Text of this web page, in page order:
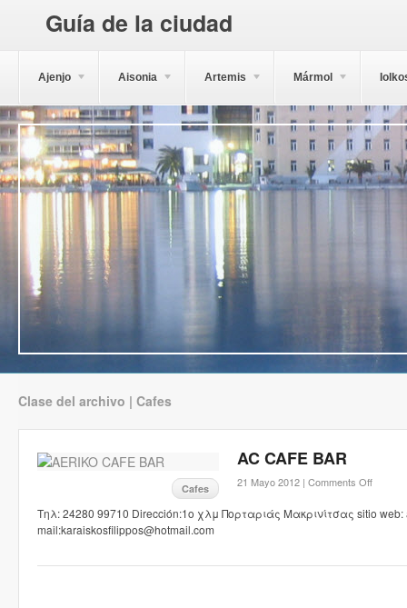
Guía de la ciudad
Ajenjo Aisonia Artemis Mármol
Clase del archivo | Cafes
Cafes
AC CAFE BAR
21 Mayo 2012 | Comments Off
Τηλ: 24280 99710 Dirección:1ο χλμ Πορταριάς Μακρινίτσας sitio web:
mail:karaiskosfilippos@hotmail.com